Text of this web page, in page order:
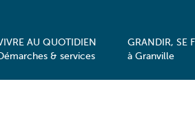
AU QUOTIDIEN
& services
GRANDIR, SE
à Granville